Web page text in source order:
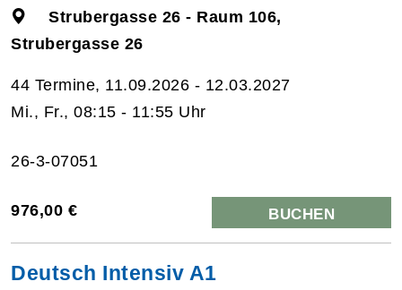
Strubergasse 26 - Raum 106,
Strubergasse 26
44 Termine, 11.09.2026 - 12.03.2027
Mi., Fr., 08:15 - 11:55 Uhr
26-3-07051
976,00 € BUCHEN
Deutsch Intensiv A1